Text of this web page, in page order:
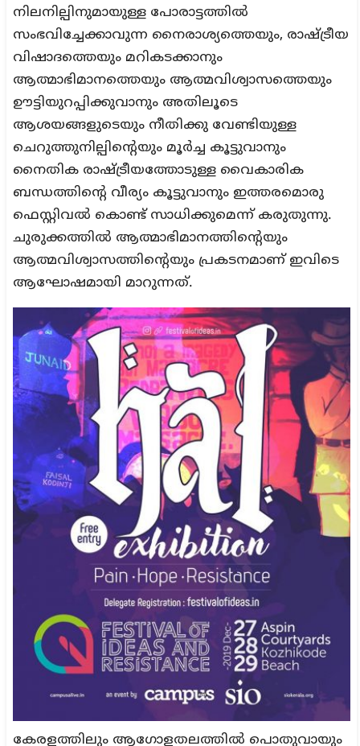
നിലനില്പിനുമായുള്ള പോരാട്ടത്തിൽ
സംഭവിച്ചേക്കാവുന്ന നൈരാശ്യത്തെയും, രാഷ്ട്രീയ
വിഷാദത്തെയും മറികടക്കാനും
ആത്മാഭിമാനത്തെയും ആത്മവിശ്വാസത്തെയും
ഊട്ടിയുറപ്പിക്കുവാനും അതിലൂടെ
ആശയങ്ങളുടെയും നീതിക്കു വേണ്ടിയുള്ള
ചെറുത്തുനില്പിന്റെയും മൂർച്ച കൂട്ടുവാനും
നൈതിക രാഷ്ട്രീയത്തോടുള്ള വൈകാരിക
ബന്ധത്തിന്റെ വീര്യം കൂട്ടുവാനും ഇത്തരമൊരു
ഫെസ്റ്റിവൽ കൊണ്ട് സാധിക്കുമെന്ന് കരുതുന്നു.
ചുരുക്കത്തിൽ ആത്മാഭിമാനത്തിന്റെയും
ആത്മവിശ്വാസത്തിന്റെയും പ്രകടനമാണ് ഇവിടെ
ആഘോഷമായി മാറുന്നത്.
കേരളത്തിലും ആഗോളതലത്തിൽ പൊതുവായും